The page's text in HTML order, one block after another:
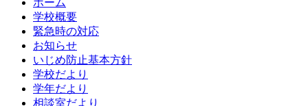
学校概要
緊急時の対応
お知らせ
いじめ防止基本方針
学校だより
学年だより
相談室だより